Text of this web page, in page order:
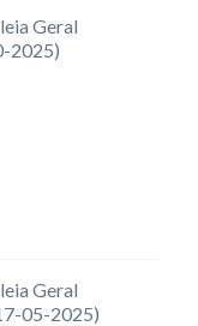
Geral
2025)
Geral
05-2025)